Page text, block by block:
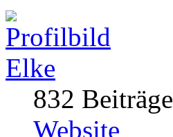
Elke
832 Beiträge
Website